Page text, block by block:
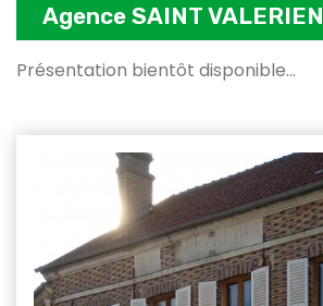
Agence SAINT VALERIEN
Présentation bientôt disponible...